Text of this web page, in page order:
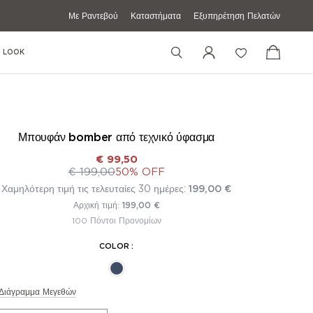
Με Ραντεβού Καταστήματα Εξυπηρέτηση Πελατών
+39 02 83595058
+39 3427672241
shoponline@boggi.com
LOOK
Μπουφάν bomber από τεχνικό ύφασμα
€ 99,50
€ 199,0050% OFF
Χαμηλότερη τιμή τις τελευταίες 30 ημέρες:199,00 €
Αρχική τιμή: 199,00 €
100 Πόντοι Προνομίων
COLOR :
Μεγεθών